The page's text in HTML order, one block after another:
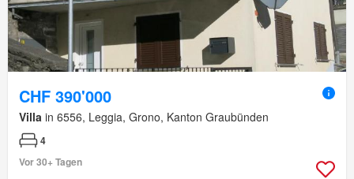
CHF 390'000
Villa in 6556, Leggia, Grono, Kanton Graubünden
4
Vor 30+ Tagen